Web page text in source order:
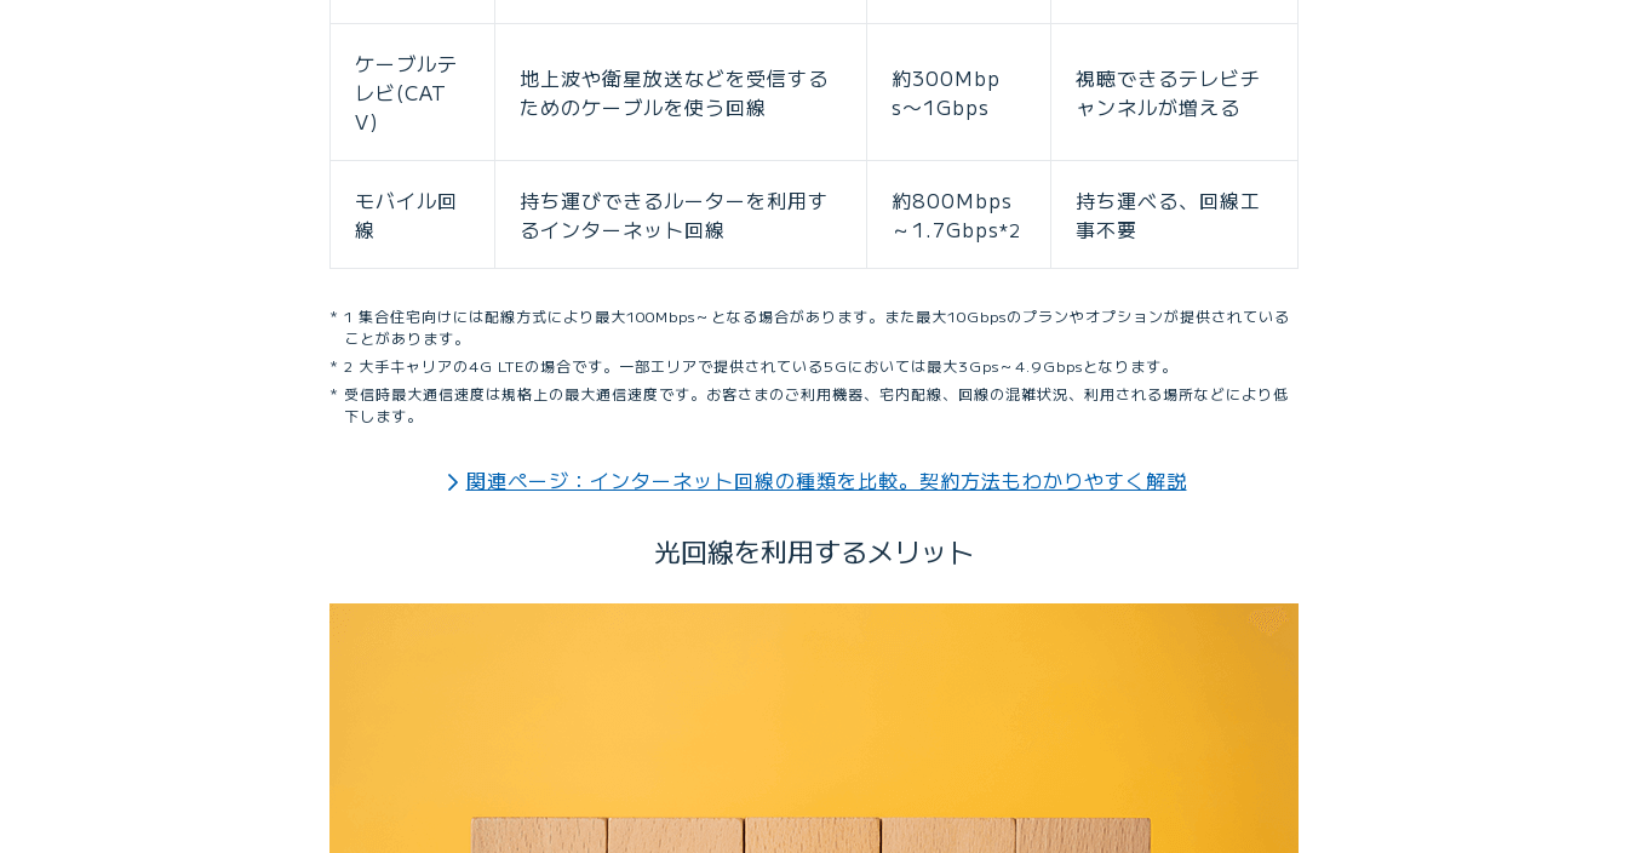
ケーブルテ
レビ(CAT
V)
地上波や衛星放送などを受信する
ためのケーブルを使う回線
約300Mbp
s〜1Gbps
視聴できるテレビチ
ャンネルが増える
モバイル回
線
持ち運びできるルーターを利用す
るインターネット回線
約800Mbps
～1.7Gbps*2
持ち運べる、回線工
事不要
1 集合住宅向けには配線方式により最大100Mbps～となる場合があります。また最大10Gbpsのプランやオプションが提供されている
ことがあります。
2 大手キャリアの4G LTEの場合です。一部エリアで提供されている5Gにおいては最大3Gps～4.9Gbpsとなります。
受信時最大通信速度は規格上の最大通信速度です。お客さまのご利用機器、宅内配線、回線の混雑状況、利用される場所などにより低
下します。
関連ページ：インターネット回線の種類を比較。契約方法もわかりやすく解説
光回線を利用するメリット